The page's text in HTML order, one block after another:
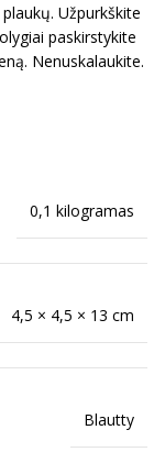
Užpurkškite
paskirstykite
Nenuskalaukite.
0,1 kilogramas
4,5 × 4,5 × 13 cm
Blautty